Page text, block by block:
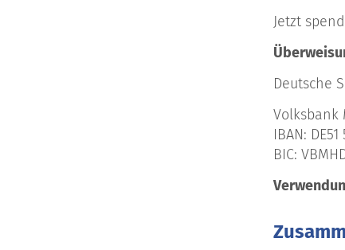
Jetzt
Deutsche
Volksbank
IBAN:
BIC: